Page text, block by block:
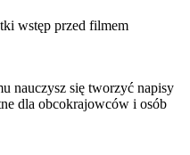
wstęp przed filmem
nauczysz się tworzyć napisy
dla obcokrajowców i osób